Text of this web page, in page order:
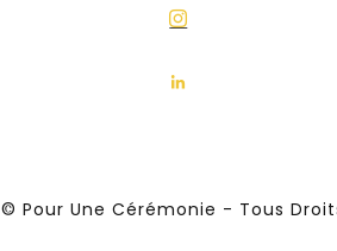
© Pour Une Cérémonie - Tous